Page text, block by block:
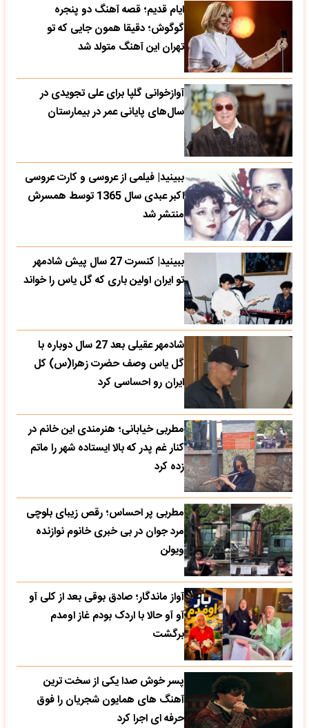
ایام قدیم؛ قصه آهنگ دو پنجره
گوگوش؛ دقیقا همون جایی که تو
تهران این آهنگ متولد شد
آوازخوانی گلپا برای علی تجویدی در
سال‌های پایانی عمر در بیمارستان
ببینید| فیلمی از عروسی و کارت عروسی
اکبر عبدی سال 1365 توسط همسرش
منتشر شد
ببینید| کنسرت 27 سال پیش شادمهر
تو ایران اولین باری که گل یاس را خواند
شادمهر عقیلی بعد 27 سال دوباره با
گل یاس وصف حضرت زهرا(س) کل
ایران رو احساسی کرد
مطربی خیابانی؛ هنرمندی این خانم در
کنار غم پدر که بالا ایستاده شهر را ماتم
زده کرد
مطربی پر احساس؛ رقص زیبای بلوچی
مرد جوان در بی خبری خانوم نوازنده
ویولن
آواز ماندگار؛ صادق بوقی بعد از کلی آو
آو آو حالا با اردک بودم غاز اومدم
برگشت
پسر خوش صدا یکی از سخت ترین
آهنگ های همایون شجریان را فوق
حرفه ای اجرا کرد